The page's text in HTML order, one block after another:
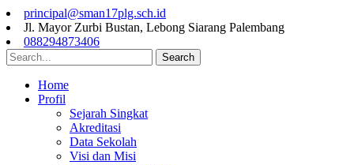
principal@sman17plg.sch.id
Jl. Mayor Zurbi Bustan, Lebong Siarang Palembang
088294873406
Search
Home
Profil
Sejarah Singkat
Akreditasi
Data Sekolah
Visi dan Misi